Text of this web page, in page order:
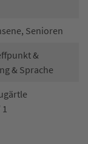
Senioren
&
& Sprache